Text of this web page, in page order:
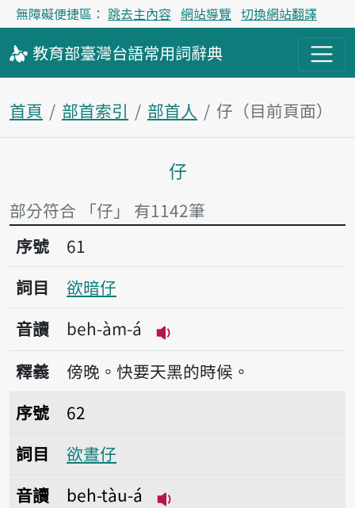
無障礙便捷區： 跳去主內容 網站導覽 切換網站翻譯
教育部臺灣台語常用詞辭典
首頁 部首索引 部首人 仔（目前頁面）
主內容區塊
仔
部分符合 「仔」 有1142筆
序號61欲暗仔
序號
61
詞目
欲暗仔
音讀
beh-àm-á
播放音讀beh-àm-á
釋義
傍晚。快要天黑的時候。
序號62欲晝仔
序號
62
詞目
欲晝仔
音讀
beh-tàu-á